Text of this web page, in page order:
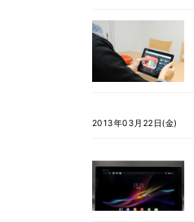
2013年03月22日(金)